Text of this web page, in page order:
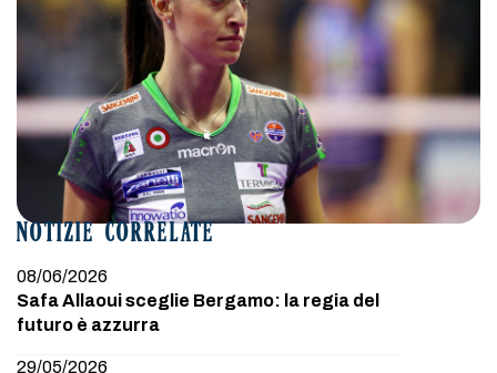
NOTIZIE CORRELATE
08/06/2026
Safa Allaoui sceglie Bergamo: la regia del
futuro è azzurra
29/05/2026